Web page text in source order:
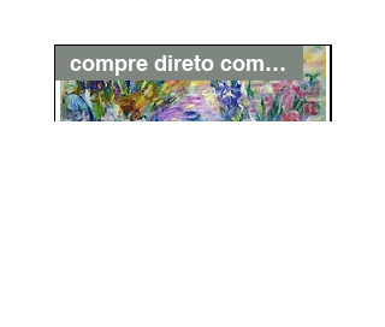
compre direto com o artista